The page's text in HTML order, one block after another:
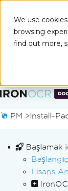
We use
browsing
find out more,
Altbilgi içeriğine
Docs
PM >Install-
Başlamak
Lisans